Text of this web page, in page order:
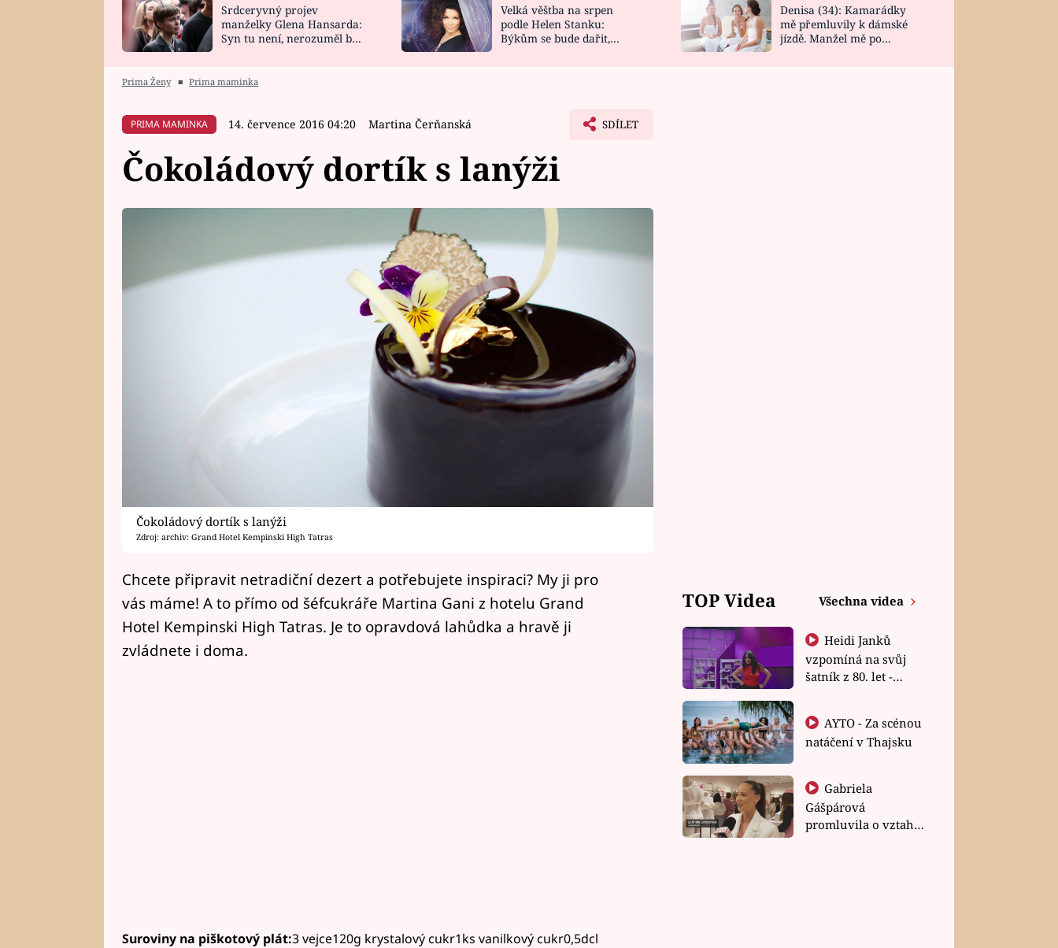
HOROSKOP NA
CELEBRITY
VAŘENÍ
NOVINKY
VIDEORECEPTY
DESIGN
Srdceryvný projev
manželky Glena Hansarda:
Syn tu není, nerozuměl by
Velká věštba na srpen
podle Helen Stanku:
Býkům se bude dařit,
Denisa (34): Kamarádky
mě přemluvily k dámské
jízdě. Manžel mě po
Prima Ženy ■ Prima maminka
PRIMA MAMINKA 14. července 2016 04:20 Martina Čerňanská SDÍLET
Čokoládový dortík s lanýži
Čokoládový dortík s lanýži
Zdroj: archiv: Grand Hotel Kempinski High Tatras
Chcete připravit netradiční dezert a potřebujete inspiraci? My ji pro
vás máme! A to přímo od šéfcukráře Martina Gani z hotelu Grand
Hotel Kempinski High Tatras. Je to opravdová lahůdka a hravě ji
zvládnete i doma.
Suroviny na piškotový plát:3 vejce120g krystalový cukr1ks vanilkový cukr0,5dcl
TOP Videa Všechna videa
Heidi Janků
vzpomíná na svůj
šatník z 80. let -
natáčení v Thajsku
Gabriela
Gášpárová
promluvila o vztahu